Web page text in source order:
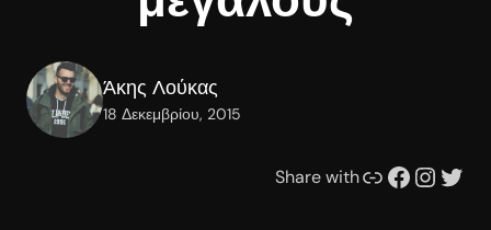
Άκης Λούκας
18 Δεκεμβρίου, 2015
Share withΣυνδέσμου Facebook Instagram Twitter